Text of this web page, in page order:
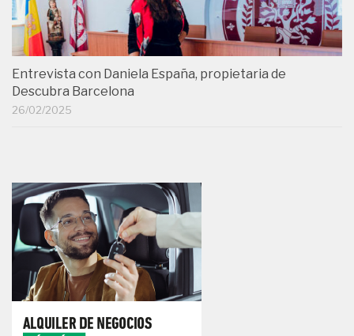
Entrevista con Daniela España, propietaria de
Descubra Barcelona
26/02/2025